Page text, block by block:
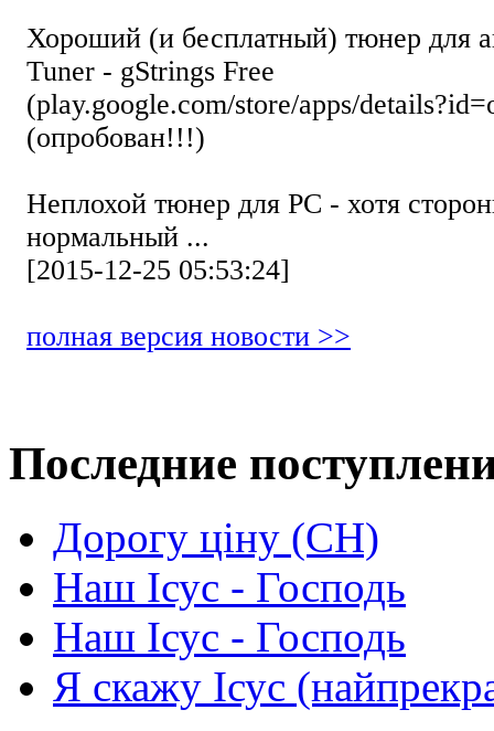
Хороший (и бесплатный) тюнер для
Tuner - gStrings Free
(play.google.com/store/apps/
(опробован!!!)
Неплохой тюнер для РС - хотя
нормальный ...
[2015-12-25 05:53:24]
полная версия новости >>
Последние
Дорогу ціну (СН)
Наш Ісус - Господь
Наш Ісус - Господь
Я скажу Ісус